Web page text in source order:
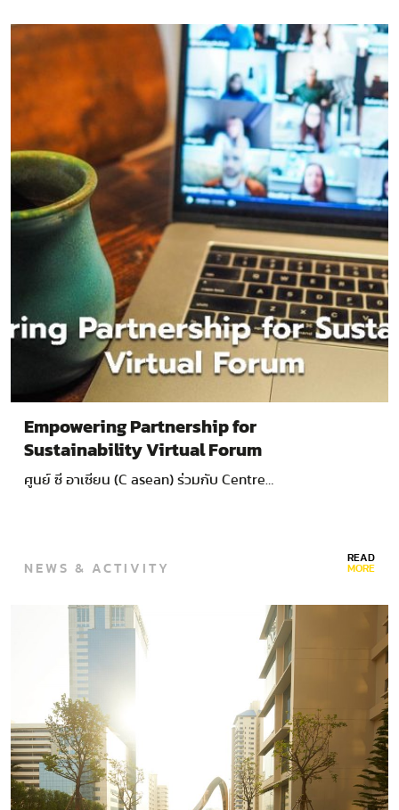
Empowering Partnership for
Sustainability Virtual Forum
ศูนย์ ซี อาเซียน (C asean) ร่วมกับ Centre…
NEWS & ACTIVITY READ
MORE